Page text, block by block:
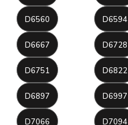
D6560 D6594
D6667 D6728
D6751 D6822
D6897 D6997
D7066 D7094